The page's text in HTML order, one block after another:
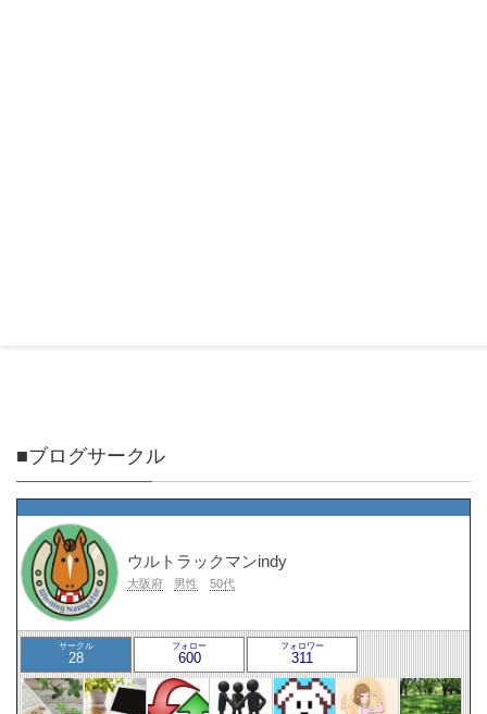
■ブログサークル
ウルトラックマンindy
大阪府 男性 50代
サークル
28
フォロー
600
フォロワー
311